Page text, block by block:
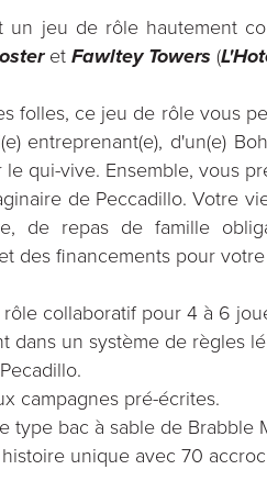
un jeu de rôle hautement
et Fawltey Towers (
folles, ce jeu de rôle vous
entreprenant(e), d'un(e)
qui-vive. Ensemble, vous
de Peccadillo. Votre
de repas de famille
des financements pour
collaboratif pour 4 à 6
dans un système de règles
campagnes pré-écrites.
type bac à sable de Brabble
unique avec 70